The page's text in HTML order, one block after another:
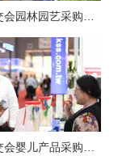
2026年广交会园林园艺采购商名录